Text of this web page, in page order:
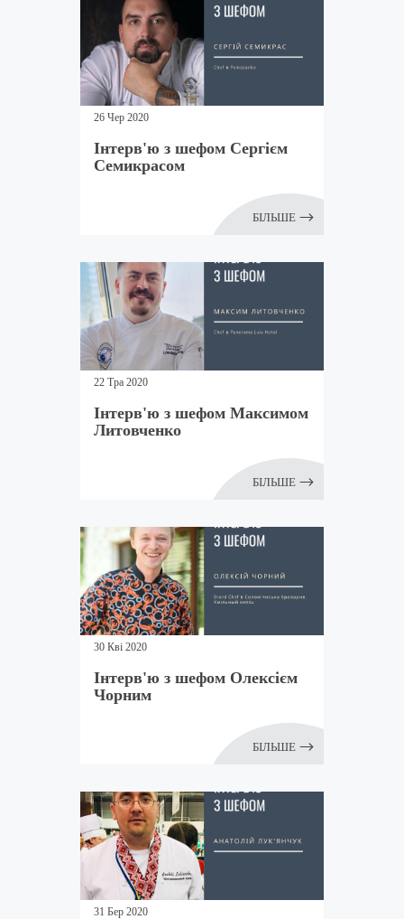
26 Чер 2020
Інтерв'ю з шефом Сергієм
Семикрасом
БІЛЬШЕ
22 Тра 2020
Інтерв'ю з шефом Максимом
Литовченко
БІЛЬШЕ
30 Кві 2020
Інтерв'ю з шефом Олексієм
Чорним
БІЛЬШЕ
31 Бер 2020